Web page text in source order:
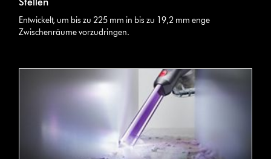
Stellen
Entwickelt, um bis zu 225 mm in bis zu 19,2 mm enge
Zwischenräume vorzudringen.